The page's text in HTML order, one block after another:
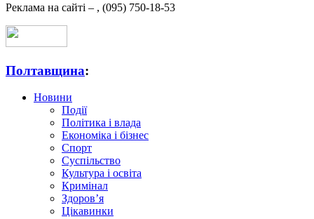
Реклама на сайті – , (095) 750-18-53
Полтавщина:
Новини
Події
Політика і влада
Економіка і бізнес
Спорт
Суспільство
Культура і освіта
Кримінал
Здоров’я
Цікавинки